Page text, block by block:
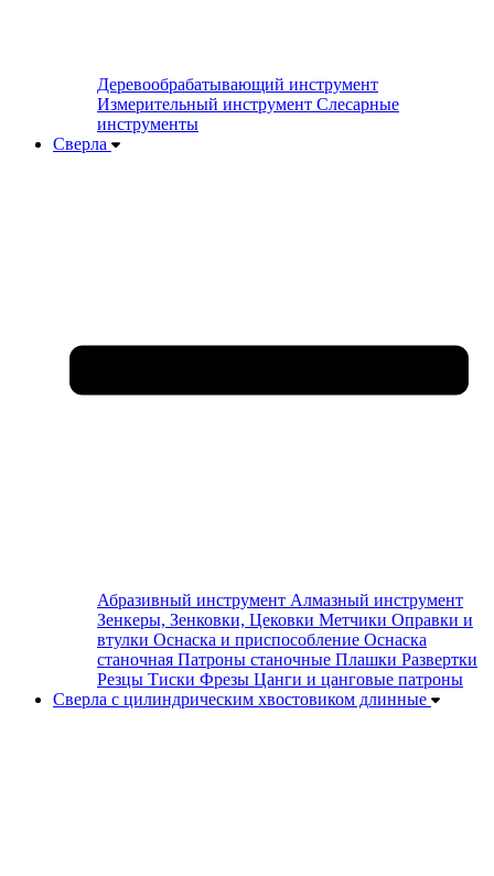
Деревообрабатывающий инструмент
Измерительный инструмент Слесарные
инструменты
Сверла
Абразивный инструмент Алмазный инструмент
Зенкеры, Зенковки, Цековки Метчики Оправки и
втулки Оснаска и приспособление Оснаска
станочная Патроны станочные Плашки Развертки
Резцы Тиски Фрезы Цанги и цанговые патроны
Сверла с цилиндрическим хвостовиком длинные